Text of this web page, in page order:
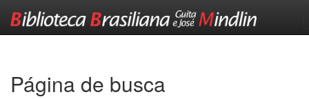
Página de busca